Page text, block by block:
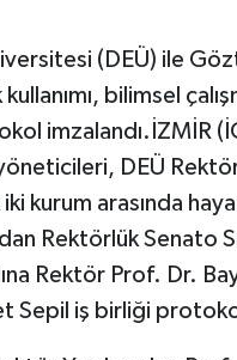
(DEÜ) ile
bilimsel
imzalandı.İZMİR
DEÜ
kurum arasında
Rektörlük Senato
Rektör Prof. Dr.
Sepil iş birliği